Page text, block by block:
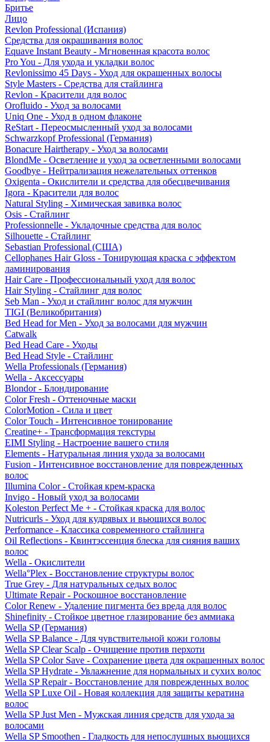
Бритье
Лицо
Revlon Professional (Испания)
Средства для окрашивания волос
Equave Instant Beauty - Мгновенная красота волос
Pro You - Для ухода и укладки волос
Revlonissimo 45 Days - Уход для окрашенных волосы
Style Masters - Средства для стайлинга
Revlon - Красители для волос
Orofluido - Уход за волосами
Uniq One - Уход в одном флаконе
ReStart - Переосмысленный уход за волосами
Schwarzkopf Professional (Германия)
Bonacure Hairtherapy - Уход за волосами
BlondMe - Осветление и уход за осветленными волосами
Goodbye - Нейтрализация нежелательных оттенков
Oxigenta - Окислители и средства для обесцвечивания
Igora - Красители для волос
Natural Styling - Химическая завивка волос
Osis - Стайлинг
Professionnelle - Укладочные средства для волос
Silhouette - Стайлинг
Sebastian Professional (США)
Cellophanes Hair Gloss - Тонирующая краска с эффектом
ламинирования
Hair Care - Профессиональный уход для волос
Hair Styling - Стайлинг для волос
Seb Man - Уход и стайлинг волос для мужчин
TIGI (Великобритания)
Bed Head for Men - Уход за волосами для мужчин
Catwalk
Bed Head Care - Уходы
Bed Head Style - Стайлинг
Wella Professionals (Германия)
Wella - Аксессуары
Blondor - Блондирование
Color Fresh - Оттеночные маски
ColorMotion - Сила и цвет
Color Touch - Интенсивное тонирование
Creatine+ - Трансформация текстуры
EIMI Styling - Настроение вашего стиля
Elements - Натуральная линия ухода за волосами
Fusion - Интенсивное восстановление для поврежденных
волос
Illumina Color - Стойкая крем-краска
Invigo - Новый уход за волосами
Koleston Perfect Me + - Стойкая краска для волос
Nutricurls - Уход для кудрявых и вьющихся волос
Performance - Классика современного стайлинга
Oil Reflections - Квинтэссенция блеска для сияния ваших
волос
Wella - Окислители
Wella°Plex - Восстановление структуры волос
True Grey - Для натуральных седых волос
Ultimate Repair - Роскошное восстановление
Color Renew - Удаление пигмента без вреда для волос
Shinefinity - Стойкое цветное глазирование без аммиака
Wella SP (Германия)
Wella SP Balance - Для чувствительной кожи головы
Wella SP Clear Scalp - Очищение против перхоти
Wella SP Color Save - Сохранение цвета для окрашенных волос
Wella SP Hydrate - Увлажнение для нормальных и сухих волос
Wella SP Repair - Восстановление для поврежденных волос
Wella SP Luxe Oil - Новая коллекция для защиты кератина
волос
Wella SP Just Men - Мужская линия средств для ухода за
волосами
Wella SP Smoothen - Гладкость для непослушных вьющихся